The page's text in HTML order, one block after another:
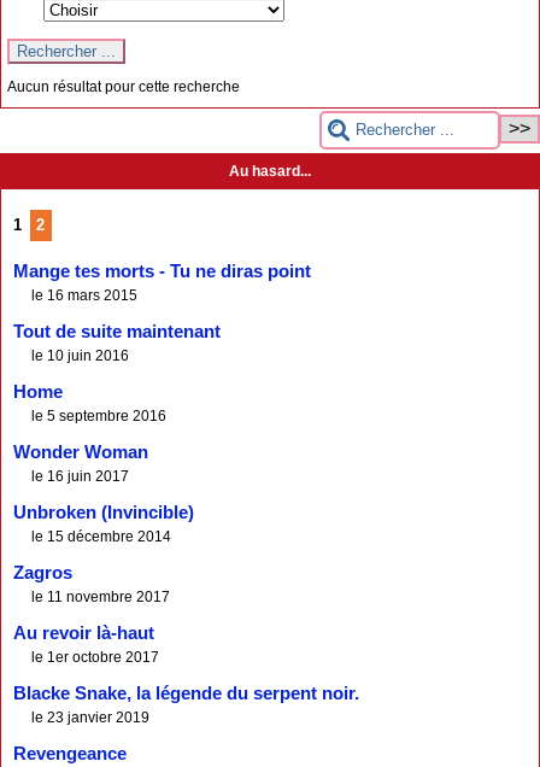
Aucun résultat pour cette recherche
Au hasard...
1 2
Mange tes morts - Tu ne diras point
le 16 mars 2015
Tout de suite maintenant
le 10 juin 2016
Home
le 5 septembre 2016
Wonder Woman
le 16 juin 2017
Unbroken (Invincible)
le 15 décembre 2014
Zagros
le 11 novembre 2017
Au revoir là-haut
le 1er octobre 2017
Blacke Snake, la légende du serpent noir.
le 23 janvier 2019
Revengeance